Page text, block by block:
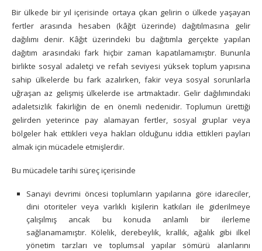
Bir ülkede bir yıl içerisinde ortaya çıkan gelirin o ülkede yaşayan
fertler arasında hesaben (kâğıt üzerinde) dağıtılmasına gelir
dağılımı denir. Kâğıt üzerindeki bu dağıtımla gerçekte yapılan
dağıtım arasındaki fark hiçbir zaman kapatılamamıştır. Bununla
birlikte sosyal adaletçi ve refah seviyesi yüksek toplum yapısına
sahip ülkelerde bu fark azalırken, fakir veya sosyal sorunlarla
uğraşan az gelişmiş ülkelerde ise artmaktadır. Gelir dağılımındaki
adaletsizlik fakirliğin de en önemli nedenidir. Toplumun ürettiği
gelirden yeterince pay alamayan fertler, sosyal gruplar veya
bölgeler hak ettikleri veya hakları olduğunu iddia ettikleri payları
almak için mücadele etmişlerdir.
Bu mücadele tarihi süreç içerisinde
Sanayi devrimi öncesi toplumların yapılarına göre idareciler,
dini otoriteler veya varlıklı kişilerin katkıları ile giderilmeye
çalışılmış ancak bu konuda anlamlı bir ilerleme
sağlanamamıştır. Kölelik, derebeylik, krallık, ağalık gibi ilkel
yönetim tarzları ve toplumsal yapılar sömürü alanlarını